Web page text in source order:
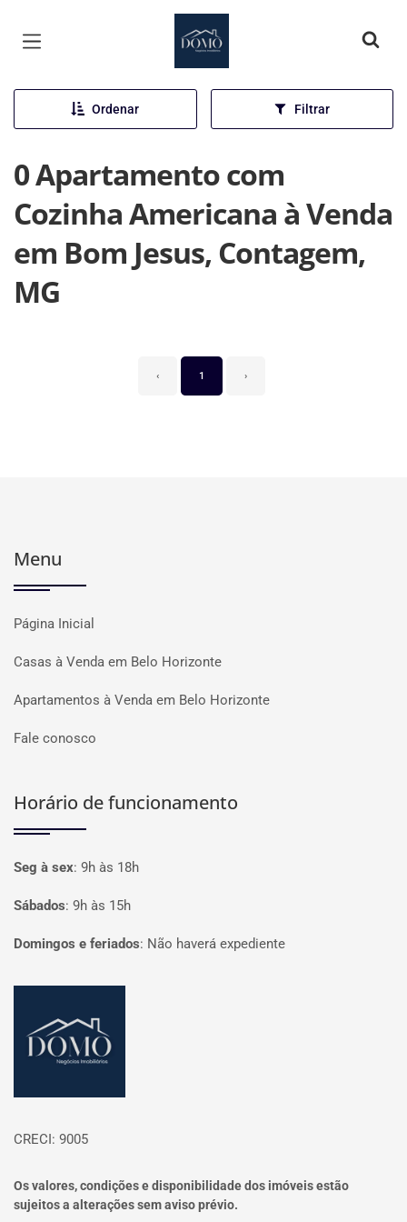
Página inicial
Ordenar Filtrar
0 Apartamento com
Cozinha Americana à Venda
em Bom Jesus, Contagem,
MG
‹ 1 ›
Menu
Página Inicial
Casas à Venda em Belo Horizonte
Apartamentos à Venda em Belo Horizonte
Fale conosco
Horário de funcionamento
Seg à sex: 9h às 18h
Sábados: 9h às 15h
Domingos e feriados: Não haverá expediente
CRECI: 9005
Os valores, condições e disponibilidade dos imóveis estão
sujeitos a alterações sem aviso prévio.